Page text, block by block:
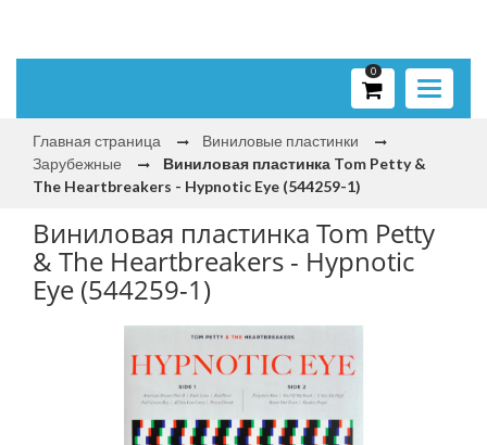
Toggle
0
Главная страница
Виниловые пластинки
Зарубежные
Виниловая пластинка Tom Petty &
The Heartbreakers - Hypnotic Eye (544259-1)
Виниловая пластинка Tom Petty
& The Heartbreakers - Hypnotic
Eye (544259-1)